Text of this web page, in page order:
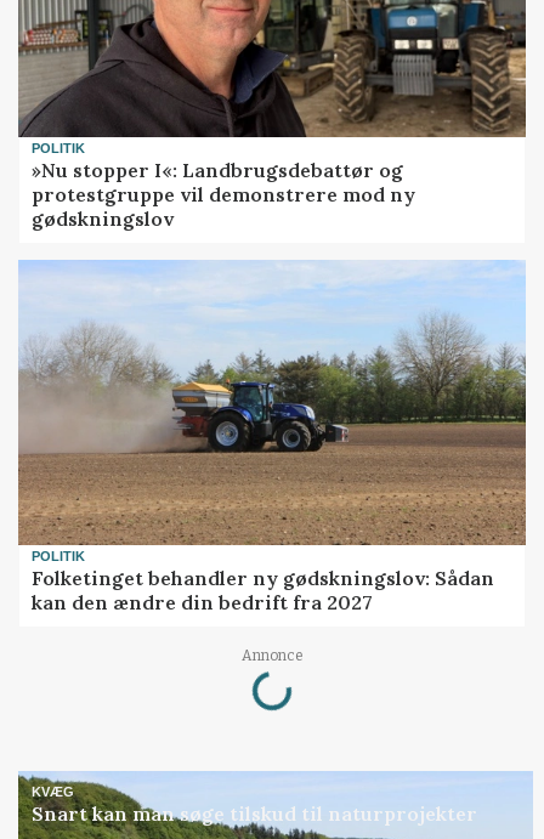
POLITIK
»Nu stopper I«: Landbrugsdebattør og
protestgruppe vil demonstrere mod ny
gødskningslov
POLITIK
Folketinget behandler ny gødskningslov: Sådan
kan den ændre din bedrift fra 2027
Annonce
Loading...
KVÆG
Snart kan man søge tilskud til naturprojekter